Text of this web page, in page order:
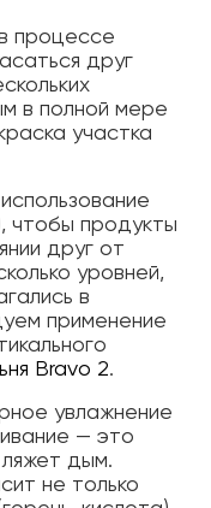
процессе
друг
в полной мере
участка
чтобы продукты
друг от
уровней,
в
применение
Bravo 2.
увлажнение
— это
ляжет дым.
не только